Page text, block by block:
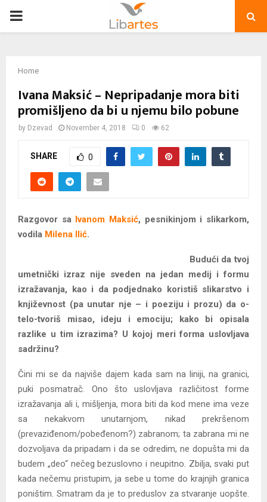
PRIMARY
Home
Ivana Maksić – Nepripadanje mora biti
promišljeno da bi u njemu bilo pobune
by Dzevad November 4, 2018 0 62
SHARE 0
Razgovor sa Ivanom Maksić, pesnikinjom i slikarkom,
vodila Milena Ilić.
Budući da tvoj
umetnički izraz nije sveden na jedan medij i formu
izražavanja, kao i da podjednako koristiš slikarstvo i
književnost (pa unutar nje – i poeziju i prozu) da o-
telo-tvoriš misao, ideju i emociju; kako bi opisala
razlike u tim izrazima? U kojoj meri forma uslovljava
sadržinu?
Čini mi se da najviše dajem kada sam na liniji, na granici,
puki posmatrač. Ono što uslovljava različitost forme
izražavanja ali i, mišljenja, mora biti da kod mene ima veze
sa nekakvom unutarnjom, nikad prekršenom
(prevaziđenom/pobeđenom?) zabranom; ta zabrana mi ne
dozvoljava da pripadam i da se odredim, ne dopušta mi da
budem „deo“ nečeg bezuslovno i neupitno. Zbilja, svaki put
kada nečemu pristupim, ja sebe u tome do krajnjih granica
poništim. Smatram da je to preduslov za stvaranje uopšte.